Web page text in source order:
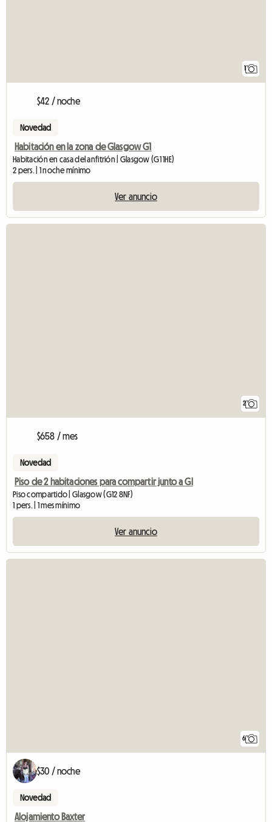
1
$42 / noche
Novedad
Habitación en la zona de Glasgow G1
Habitación en casa del anfitrión | Glasgow (G1 1HE)
2 pers. | 1 noche mínimo
Ver anuncio
2
$658 / mes
Novedad
Piso de 2 habitaciones para compartir junto a Gl
Piso compartido | Glasgow (G12 8NF)
1 pers. | 1 mes mínimo
Ver anuncio
6
$30 / noche
Novedad
Alojamiento Baxter